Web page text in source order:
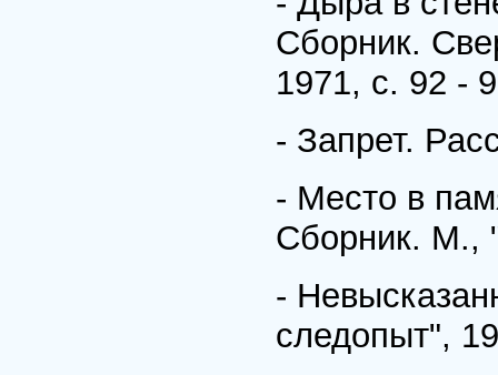
Сборник.
1971, с. 92 -
- Запрет.
- Место в
Сборник. М.,
-
следопыт",